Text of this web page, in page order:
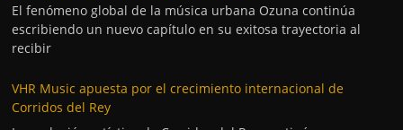
El fenómeno global de la música urbana Ozuna continúa
escribiendo un nuevo capítulo en su exitosa trayectoria al
recibir
VHR Music apuesta por el crecimiento internacional de
Corridos del Rey